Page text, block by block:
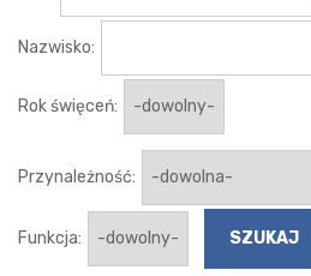
Nazwisko:
Rok święceń:
Przynależność:
Funkcja: